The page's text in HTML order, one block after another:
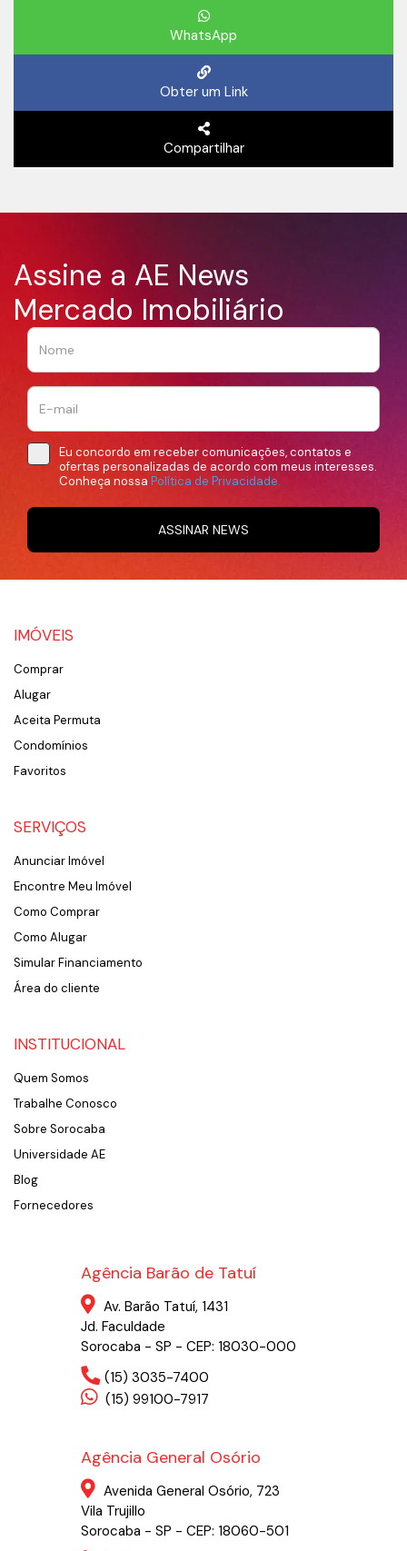
WhatsApp
Obter um Link
Compartilhar
Assine a AE News
Mercado Imobiliário
Eu concordo em receber comunicações, contatos e
ofertas personalizadas de acordo com meus interesses.
Conheça nossa Política de Privacidade.
ASSINAR NEWS
IMÓVEIS
Comprar
Alugar
Aceita Permuta
Condomínios
Favoritos
SERVIÇOS
Anunciar Imóvel
Encontre Meu Imóvel
Como Comprar
Como Alugar
Simular Financiamento
Área do cliente
INSTITUCIONAL
Quem Somos
Trabalhe Conosco
Sobre Sorocaba
Universidade AE
Blog
Fornecedores
Agência Barão de Tatuí
Av. Barão Tatuí, 1431
Jd. Faculdade
Sorocaba - SP - CEP: 18030-000
(15) 3035-7400
(15) 99100-7917
Agência General Osório
Avenida General Osório, 723
Vila Trujillo
Sorocaba - SP - CEP: 18060-501